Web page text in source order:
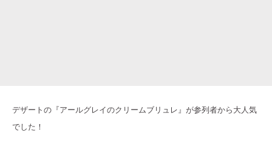
デザートの『アールグレイのクリームブリュレ』が参列者から大人気
でした！